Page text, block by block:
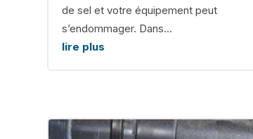
de sel et votre équipement peut
s’endommager. Dans...
lire plus